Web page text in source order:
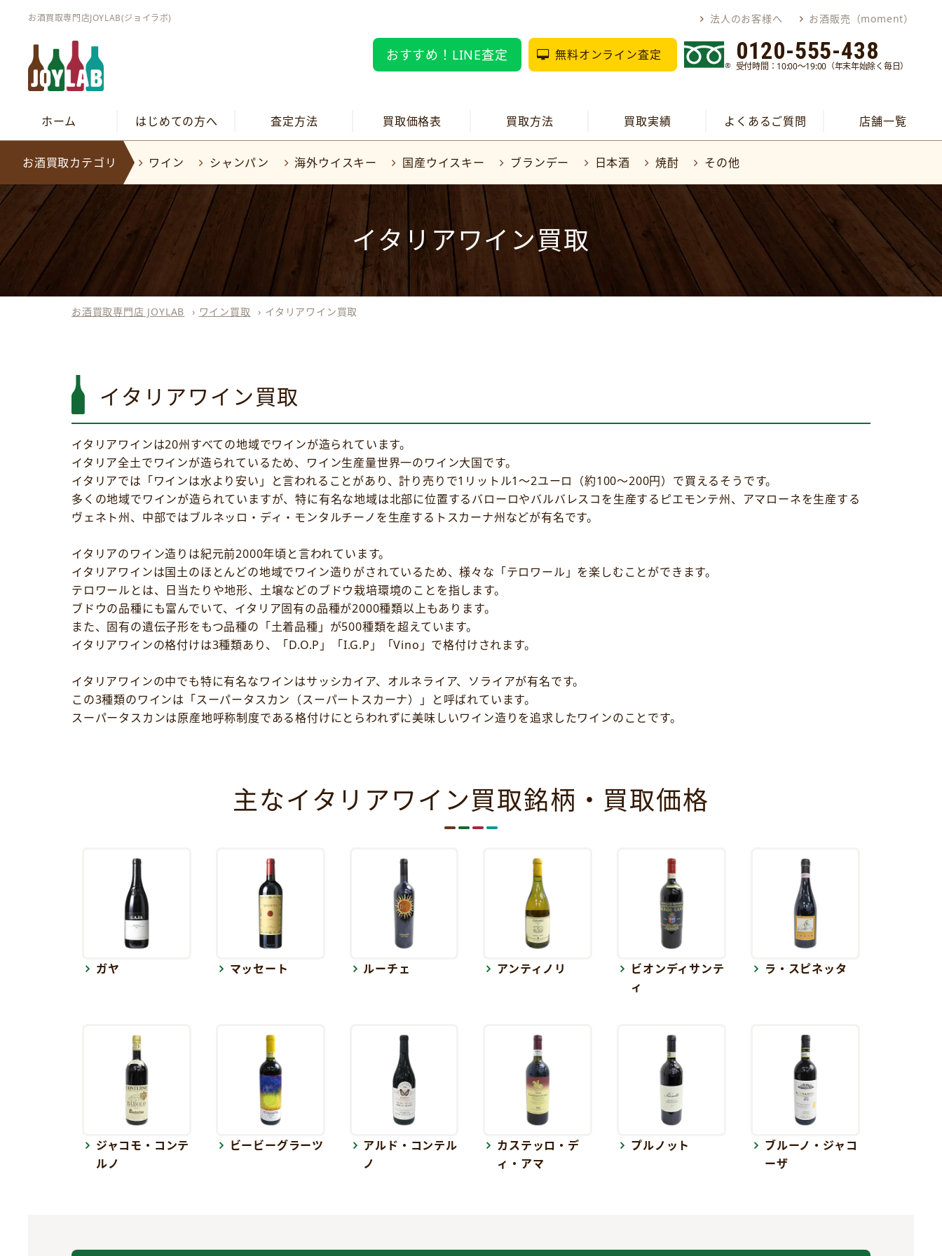
お酒買取専門店JOYLAB(ジョイラボ) 法人のお客様へ お酒販売（moment）
おすすめ！LINE査定 無料オンライン査定 0120-555-438
受付時間：10:00～19:00（年末年始除く毎日）
ホーム はじめての方へ 査定方法 買取価格表 買取方法 買取実績 よくあるご質問 店舗一覧
お酒買取カテゴリ ワイン シャンパン 海外ウイスキー 国産ウイスキー ブランデー 日本酒 焼酎 その他
イタリアワイン買取
お酒買取専門店 JOYLAB › ワイン買取 › イタリアワイン買取
イタリアワイン買取
イタリアワインは20州すべての地域でワインが造られています。
イタリア全土でワインが造られているため、ワイン生産量世界一のワイン大国です。
イタリアでは「ワインは水より安い」と言われることがあり、計り売りで1リットル1～2ユーロ（約100～200円）で買えるそうです。
多くの地域でワインが造られていますが、特に有名な地域は北部に位置するバローロやバルバレスコを生産するピエモンテ州、アマローネを生産する
ヴェネト州、中部ではブルネッロ・ディ・モンタルチーノを生産するトスカーナ州などが有名です。
イタリアのワイン造りは紀元前2000年頃と言われています。
イタリアワインは国土のほとんどの地域でワイン造りがされているため、様々な「テロワール」を楽しむことができます。
テロワールとは、日当たりや地形、土壌などのブドウ栽培環境のことを指します。
ブドウの品種にも富んでいて、イタリア固有の品種が2000種類以上もあります。
また、固有の遺伝子形をもつ品種の「土着品種」が500種類を超えています。
イタリアワインの格付けは3種類あり、「D.O.P」「I.G.P」「Vino」で格付けされます。
イタリアワインの中でも特に有名なワインはサッシカイア、オルネライア、ソライアが有名です。
この3種類のワインは「スーパータスカン（スーパートスカーナ）」と呼ばれています。
スーパータスカンは原産地呼称制度である格付けにとらわれずに美味しいワイン造りを追求したワインのことです。
主なイタリアワイン買取銘柄・買取価格
ガヤ マッセート ルーチェ アンティノリ
ビオンディサンテ
ィ
ラ・スピネッタ
ジャコモ・コンテ
ルノ
ビービーグラーツ
アルド・コンテル
ノ
カステッロ・デ
ィ・アマ
プルノット
ブルーノ・ジャコ
ーザ